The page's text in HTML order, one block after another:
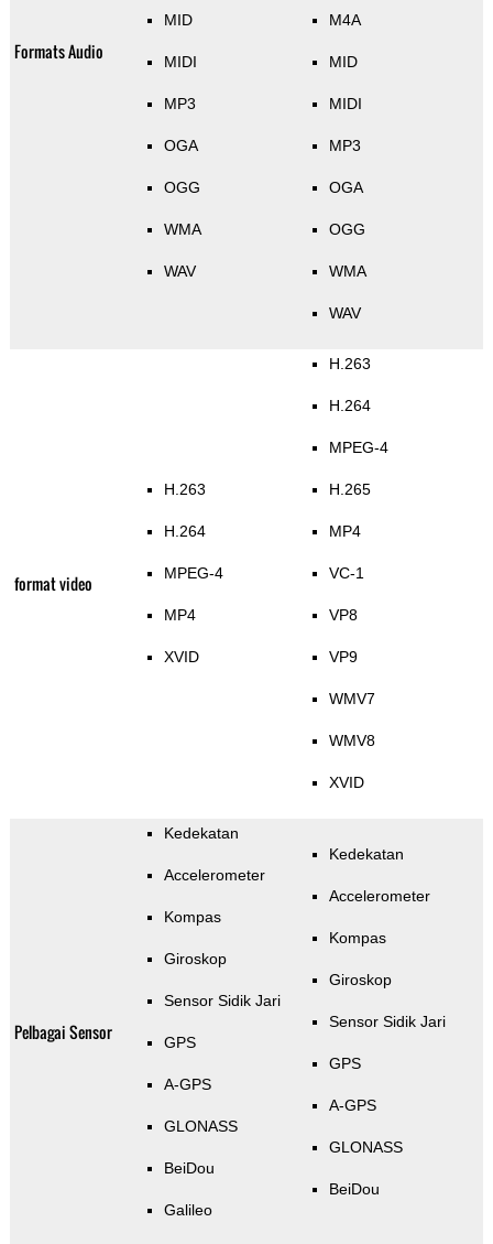
Formats Audio
MID
MIDI
MP3
OGA
OGG
WMA
WAV
M4A
MID
MIDI
MP3
OGA
OGG
WMA
WAV
format video
H.263
H.264
MPEG-4
MP4
XVID
H.263
H.264
MPEG-4
H.265
MP4
VC-1
VP8
VP9
WMV7
WMV8
XVID
Pelbagai Sensor
Kedekatan
Accelerometer
Kompas
Giroskop
Sensor Sidik Jari
GPS
A-GPS
GLONASS
BeiDou
Galileo
Kedekatan
Accelerometer
Kompas
Giroskop
Sensor Sidik Jari
GPS
A-GPS
GLONASS
BeiDou